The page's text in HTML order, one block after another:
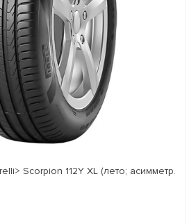
Scorpion 112Y XL (лето; асимметр.